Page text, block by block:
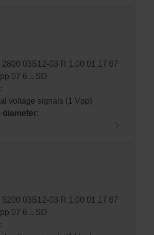
01 .. .. RA ~1Vpp 07 6 .. SD
voltage signals (1 Vpp)
diameter:
01 .. .. RA ~1Vpp 07 6 .. SD